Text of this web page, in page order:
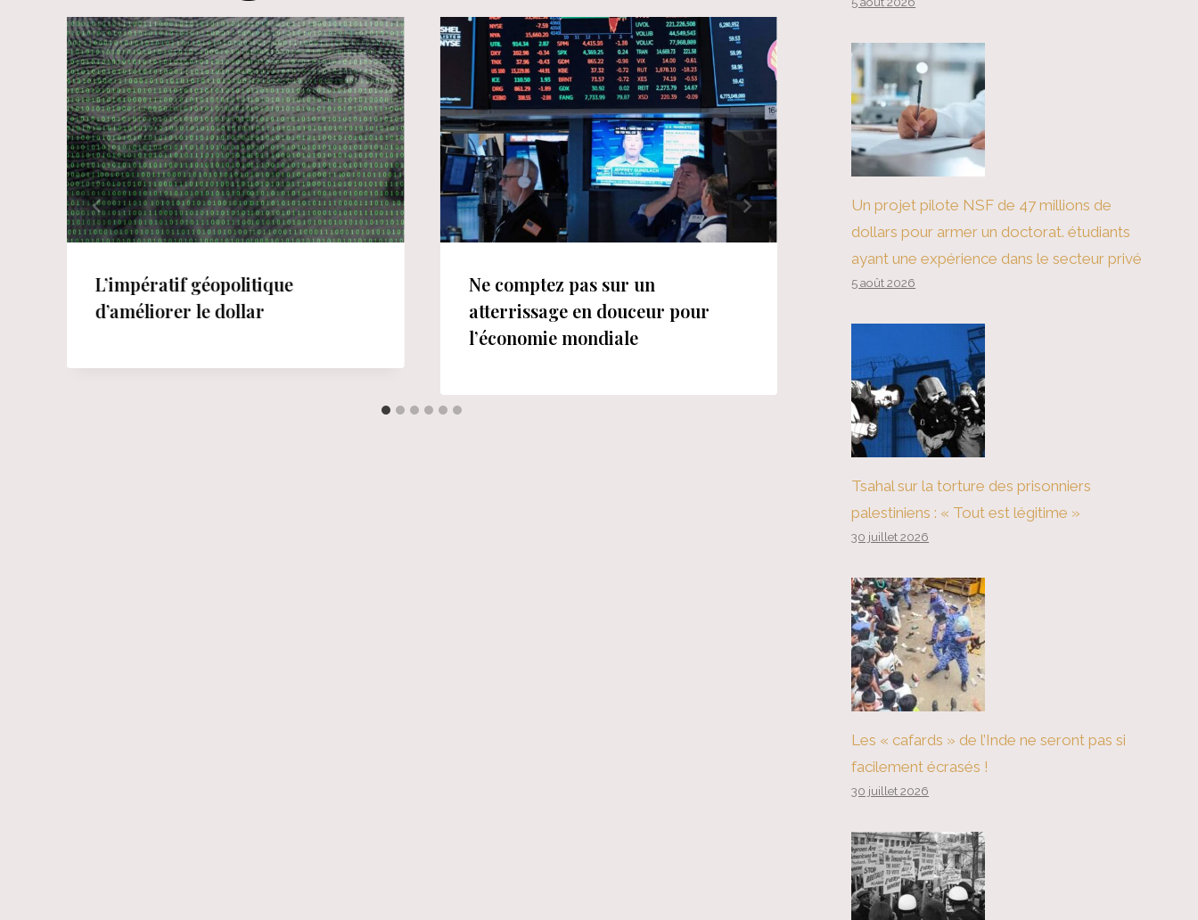
L’impératif géopolitique
d’améliorer le dollar
Ne comptez pas sur un
atterrissage en douceur pour
l’économie mondiale
Elon Musk et le renouveau
Un projet pilote NSF de 47 millions de
dollars pour armer un doctorat. étudiants
ayant une expérience dans le secteur privé
5 août 2026
Tsahal sur la torture des prisonniers
palestiniens : « Tout est légitime »
30 juillet 2026
Les « cafards » de l’Inde ne seront pas si
facilement écrasés !
30 juillet 2026